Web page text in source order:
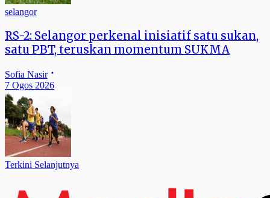
selangor
RS-2: Selangor perkenal inisiatif satu sukan,
satu PBT, teruskan momentum SUKMA
Sofia Nasir
7 Ogos 2026
Terkini Selanjutnya